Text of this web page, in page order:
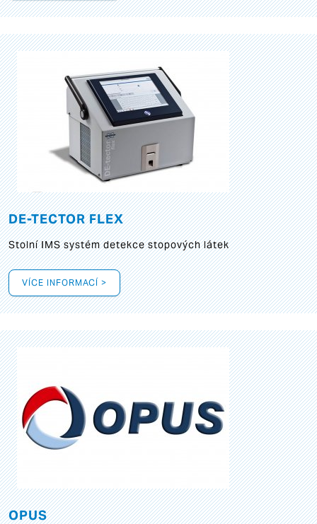
DE-TECTOR FLEX
Stolní IMS systém detekce stopových látek
VÍCE INFORMACÍ >
OPUS